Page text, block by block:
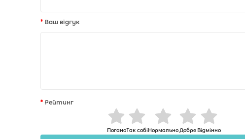
Ваш відгук
Рейтинг
ПоганоТак собіНормальноДобре Відмінно